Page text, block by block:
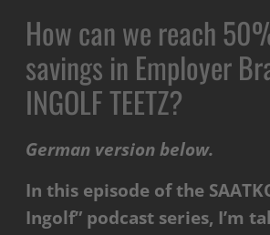
How can we reach
savings in Employer
INGOLF TEETZ?
German version below.
In this episode of the
Ingolf” podcast series, I’m